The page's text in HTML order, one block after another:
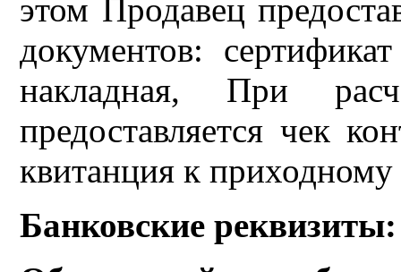
этом Продавец
документов:
накладная, При
предоставляется чек
квитанция к приходному
Банковские реквизиты: